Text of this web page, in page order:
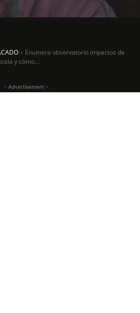
Enumera observatorio impactos de
y cómo...
- Advertisement -